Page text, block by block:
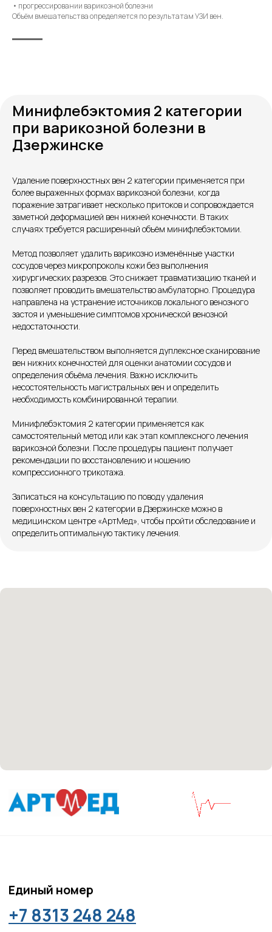
• прогрессировании варикозной болезни
Объём вмешательства определяется по результатам УЗИ вен.
Минифлебэктомия 2 категории
при варикозной болезни в
Дзержинске
Удаление поверхностных вен 2 категории применяется при
более выраженных формах варикозной болезни, когда
поражение затрагивает несколько притоков и сопровождается
заметной деформацией вен нижней конечности. В таких
случаях требуется расширенный объём минифлебэктомии.
Метод позволяет удалить варикозно изменённые участки
сосудов через микропроколы кожи без выполнения
хирургических разрезов. Это снижает травматизацию тканей и
позволяет проводить вмешательство амбулаторно. Процедура
направлена на устранение источников локального венозного
застоя и уменьшение симптомов хронической венозной
недостаточности.
Перед вмешательством выполняется дуплексное сканирование
вен нижних конечностей для оценки анатомии сосудов и
определения объёма лечения. Важно исключить
несостоятельность магистральных вен и определить
необходимость комбинированной терапии.
Минифлебэктомия 2 категории применяется как
самостоятельный метод или как этап комплексного лечения
варикозной болезни. После процедуры пациент получает
рекомендации по восстановлению и ношению
компрессионного трикотажа.
Записаться на консультацию по поводу удаления
поверхностных вен 2 категории в Дзержинске можно в
медицинском центре «АртМед», чтобы пройти обследование и
определить оптимальную тактику лечения.
Контакты
Пн.-пт. — с 08:00 до 20:00
Сб. — с 08:00 до 18:00
Вс. — с 08:00 до 15:00
Единый номер
Петрищева д.35.пом.3
Патоличева 21Д,П.1
На ремонте
Новый
Розыгрыши и актуальные новости
в нашей официальной группе Вконтакте
Подписывайся